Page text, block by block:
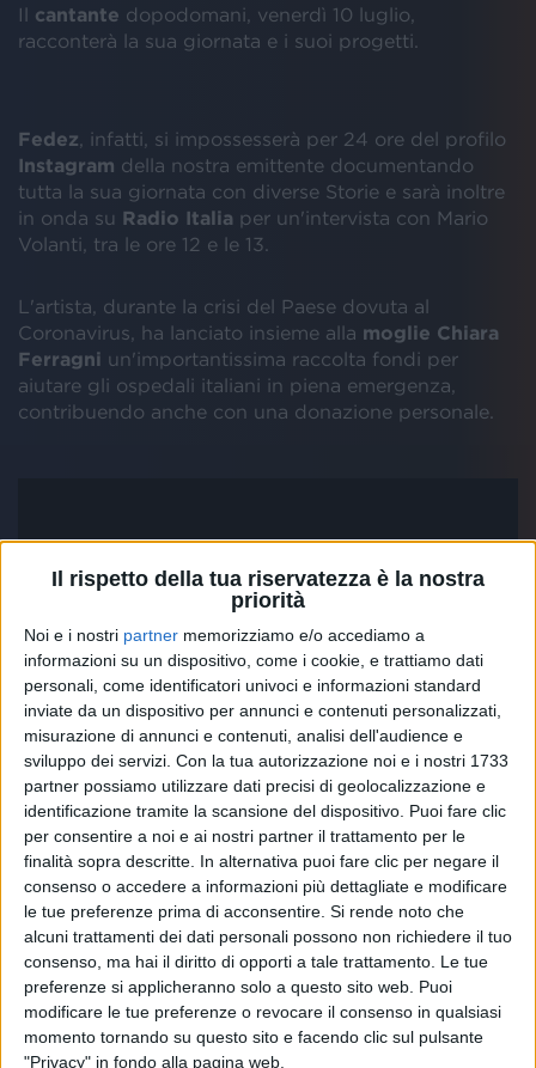
Il rispetto della tua riservatezza è la nostra
priorità
Noi e i nostri partner memorizziamo e/o accediamo a
informazioni su un dispositivo, come i cookie, e trattiamo dati
personali, come identificatori univoci e informazioni standard
inviate da un dispositivo per annunci e contenuti personalizzati,
misurazione di annunci e contenuti, analisi dell'audience e
sviluppo dei servizi. Con la tua autorizzazione noi e i nostri 1733
partner possiamo utilizzare dati precisi di geolocalizzazione e
identificazione tramite la scansione del dispositivo. Puoi fare clic
per consentire a noi e ai nostri partner il trattamento per le
finalità sopra descritte. In alternativa puoi fare clic per negare il
consenso o accedere a informazioni più dettagliate e modificare
le tue preferenze prima di acconsentire. Si rende noto che
alcuni trattamenti dei dati personali possono non richiedere il tuo
consenso, ma hai il diritto di opporti a tale trattamento. Le tue
preferenze si applicheranno solo a questo sito web. Puoi
modificare le tue preferenze o revocare il consenso in qualsiasi
momento tornando su questo sito e facendo clic sul pulsante
"Privacy" in fondo alla pagina web.
Il cantante dopodomani, venerdì 10 luglio,
racconterà la sua giornata e i suoi progetti.
Fedez , infatti, si impossesserà per 24 ore del profilo
Instagram della nostra emittente documentando
tutta la sua giornata con diverse Storie e sarà inoltre
in onda su Radio Italia per un'intervista con Mario
Volanti, tra le ore 12 e le 13.
L'artista, durante la crisi del Paese dovuta al
Coronavirus, ha lanciato insieme alla moglie Chiara
Ferragni un'importantissima raccolta fondi per
aiutare gli ospedali italiani in piena emergenza,
contribuendo anche con una donazione personale.
Parallelamente
Fedezè tornato protagonista sulla scena musicale
con ben 3